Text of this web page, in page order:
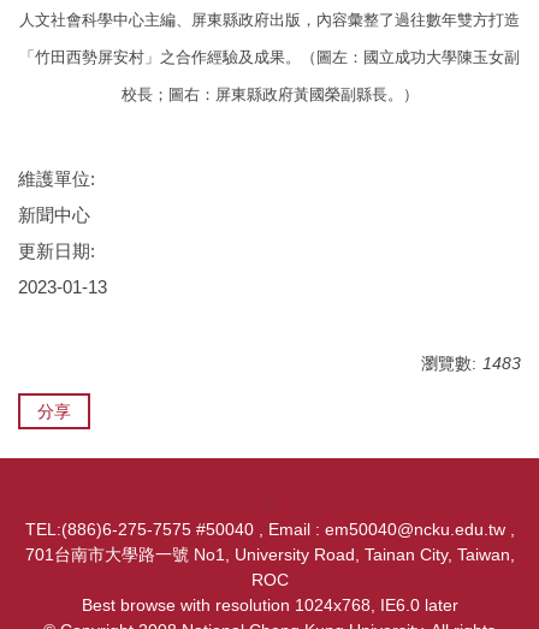
人文社會科學中心主編、屏東縣政府出版，內容彙整了過往數年雙方打造
「竹田西勢屏安村」之合作經驗及成果。（圖左：國立成功大學陳玉女副
校長；圖右：屏東縣政府黃國榮副縣長。）
維護單位:
新聞中心
更新日期:
2023-01-13
瀏覽數: 1483
分享
:::
TEL:(886)6-275-7575 #50040 , Email : em50040@ncku.edu.tw ,
701台南市大學路一號 No1, University Road, Tainan City, Taiwan,
ROC
Best browse with resolution 1024x768, IE6.0 later